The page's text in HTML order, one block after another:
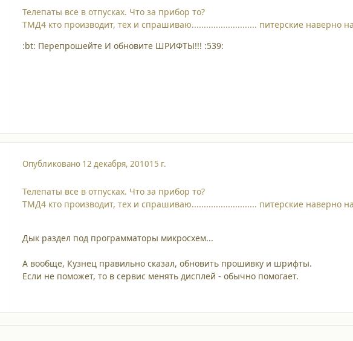
Телепаты все в отпусках. Что за прибор то?
ТМД4 кто производит, тех и спрашиваю........................... питерские наверно
:bt: Перепрошейте И обновите ШРИФТЫ!!! :539:
Опубликовано 12 декабря, 201015 г.
Телепаты все в отпусках. Что за прибор то?
ТМД4 кто производит, тех и спрашиваю........................... питерские наверно
Дык раздел под программаторы микросхем...
А вообще, Кузнец правильно сказал, обновить прошивку и шрифты.
Если не поможет, то в сервис менять дисплей - обычно помогает.